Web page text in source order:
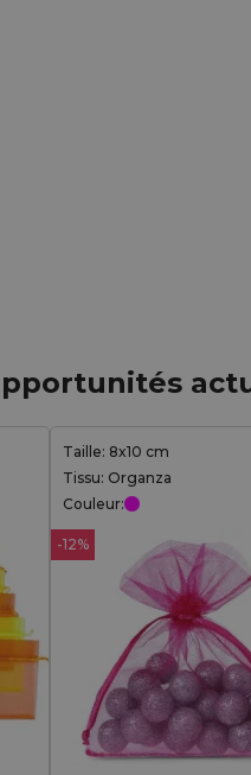
Taille: 8x10 cm
Tissu: Organza
Couleur:
-12%